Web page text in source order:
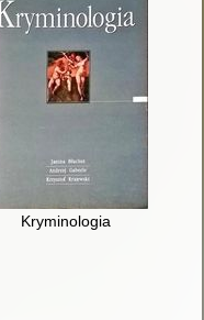
prawnokarne i
Kryminologia